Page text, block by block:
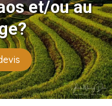
et/ou au